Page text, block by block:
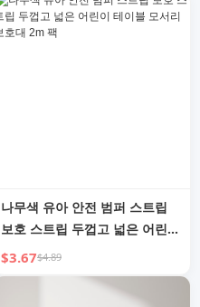
나무색 유아 안전 범퍼 스트립
보호 스트립 두껍고 넓은 어린이
테이블 모서리 보호대 2m 팩
$3.67$4.89